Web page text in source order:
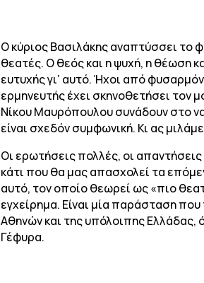
Ο κύριος Βασιλάκης αναπτύσσει το
θεατές. Ο θεός και η ψυχή, η θέωση
ευτυχής γι’ αυτό. Ήχοι από
ερμηνευτής έχει σκηνοθετήσει τον
Νίκου Μαυρόπουλου συνάδουν στο να
είναι σχεδόν συμφωνική. Κι ας
Οι ερωτήσεις πολλές, οι
κάτι που θα μας απασχολεί τα
αυτό, τον οποίο θεωρεί ως «πιο
εγχείρημα. Είναι μία παράσταση
Αθηνών και της υπόλοιπης
Γέφυρα.